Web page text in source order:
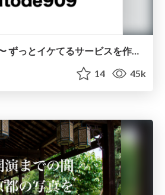
Perlの上にも三年 〜 ずっとイケてるサービスを作り続ける技術 〜
14 45k